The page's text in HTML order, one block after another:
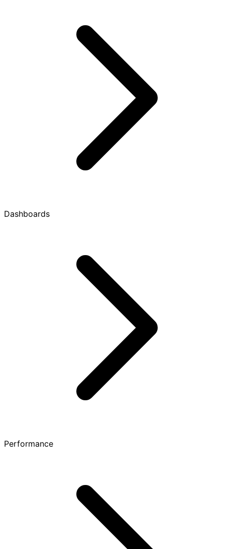
Dashboards
Performance